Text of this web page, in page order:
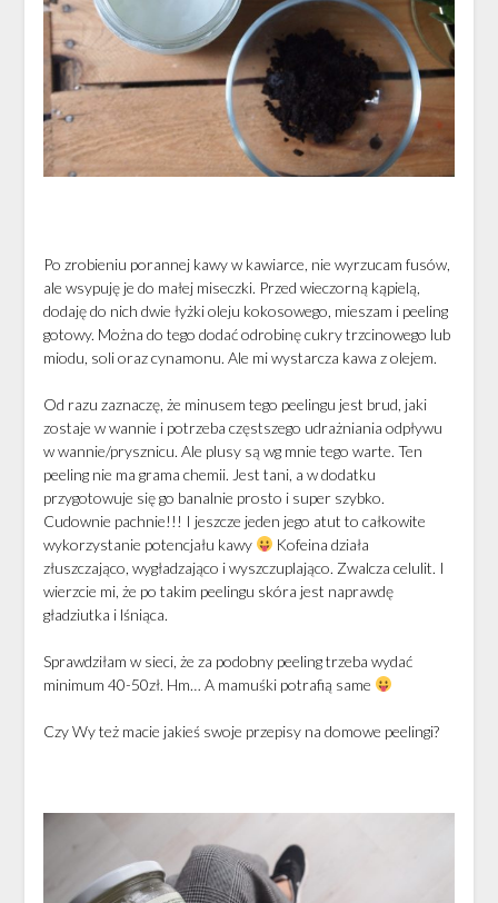
Po zrobieniu porannej kawy w kawiarce, nie wyrzucam fusów,
ale wsypuję je do małej miseczki. Przed wieczorną kąpielą,
dodaję do nich dwie łyżki oleju kokosowego, mieszam i peeling
gotowy. Można do tego dodać odrobinę cukry trzcinowego lub
miodu, soli oraz cynamonu. Ale mi wystarcza kawa z olejem.
Od razu zaznaczę, że minusem tego peelingu jest brud, jaki
zostaje w wannie i potrzeba częstszego udrażniania odpływu
w wannie/prysznicu. Ale plusy są wg mnie tego warte. Ten
peeling nie ma grama chemii. Jest tani, a w dodatku
przygotowuje się go banalnie prosto i super szybko.
Cudownie pachnie!!! I jeszcze jeden jego atut to całkowite
wykorzystanie potencjału kawy
Kofeina działa
złuszczająco, wygładzająco i wyszczuplająco. Zwalcza celulit. I
wierzcie mi, że po takim peelingu skóra jest naprawdę
gładziutka i lśniąca.
Sprawdziłam w sieci, że za podobny peeling trzeba wydać
minimum 40-50zł. Hm… A mamuśki potrafią same
Czy Wy też macie jakieś swoje przepisy na domowe peelingi?